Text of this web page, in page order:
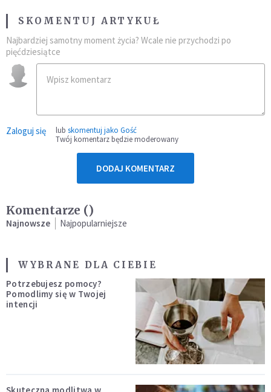
SKOMENTUJ ARTYKUŁ
Najbardziej samotny moment życia? Wcale nie przychodzi po
pięćdziesiątce
Zaloguj się lub skomentuj jako Gość
Twój komentarz będzie moderowany
DODAJ KOMENTARZ
Komentarze ()
Najnowsze Najpopularniejsze
WYBRANE DLA CIEBIE
Potrzebujesz pomocy?
Pomodlimy się w Twojej
intencji